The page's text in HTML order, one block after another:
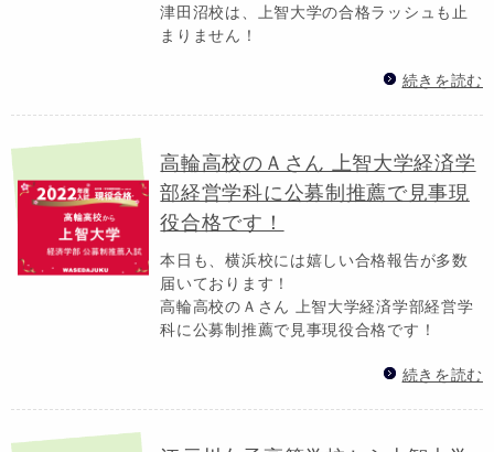
津田沼校は、上智大学の合格ラッシュも止
まりません！
続きを読む
高輪高校のＡさん 上智大学経済学
部経営学科に公募制推薦で見事現
役合格です！
本日も、横浜校には嬉しい合格報告が多数
届いております！
高輪高校のＡさん 上智大学経済学部経営学
科に公募制推薦で見事現役合格です！
続きを読む